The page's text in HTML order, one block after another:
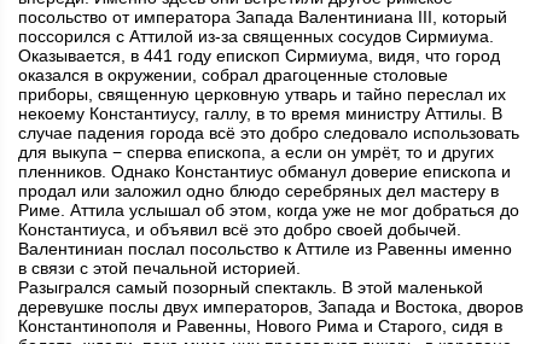
посольство от императора Запада Валентиниана III, который
поссорился с Аттилой из-за священных сосудов Сирмиума.
Оказывается, в 441 году епископ Сирмиума, видя, что город
оказался в окружении, собрал драгоценные столовые
приборы, священную церковную утварь и тайно переслал их
некоему Константиусу, галлу, в то время министру Аттилы. В
случае падения города всё это добро следовало использовать
для выкупа − сперва епископа, а если он умрёт, то и других
пленников. Однако Константиус обманул доверие епископа и
продал или заложил одно блюдо серебряных дел мастеру в
Риме. Аттила услышал об этом, когда уже не мог добраться до
Константиуса, и объявил всё это добро своей добычей.
Валентиниан послал посольство к Аттиле из Равенны именно
в связи с этой печальной историей.
Разыгрался самый позорный спектакль. В этой маленькой
деревушке послы двух императоров, Запада и Востока, дворов
Константинополя и Равенны, Нового Рима и Старого, сидя в